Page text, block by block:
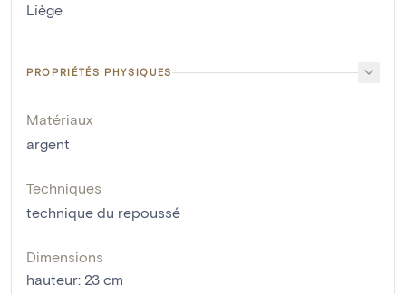
Liège
PROPRIÉTÉS PHYSIQUES
Matériaux
argent
Techniques
technique du repoussé
Dimensions
hauteur: 23 cm